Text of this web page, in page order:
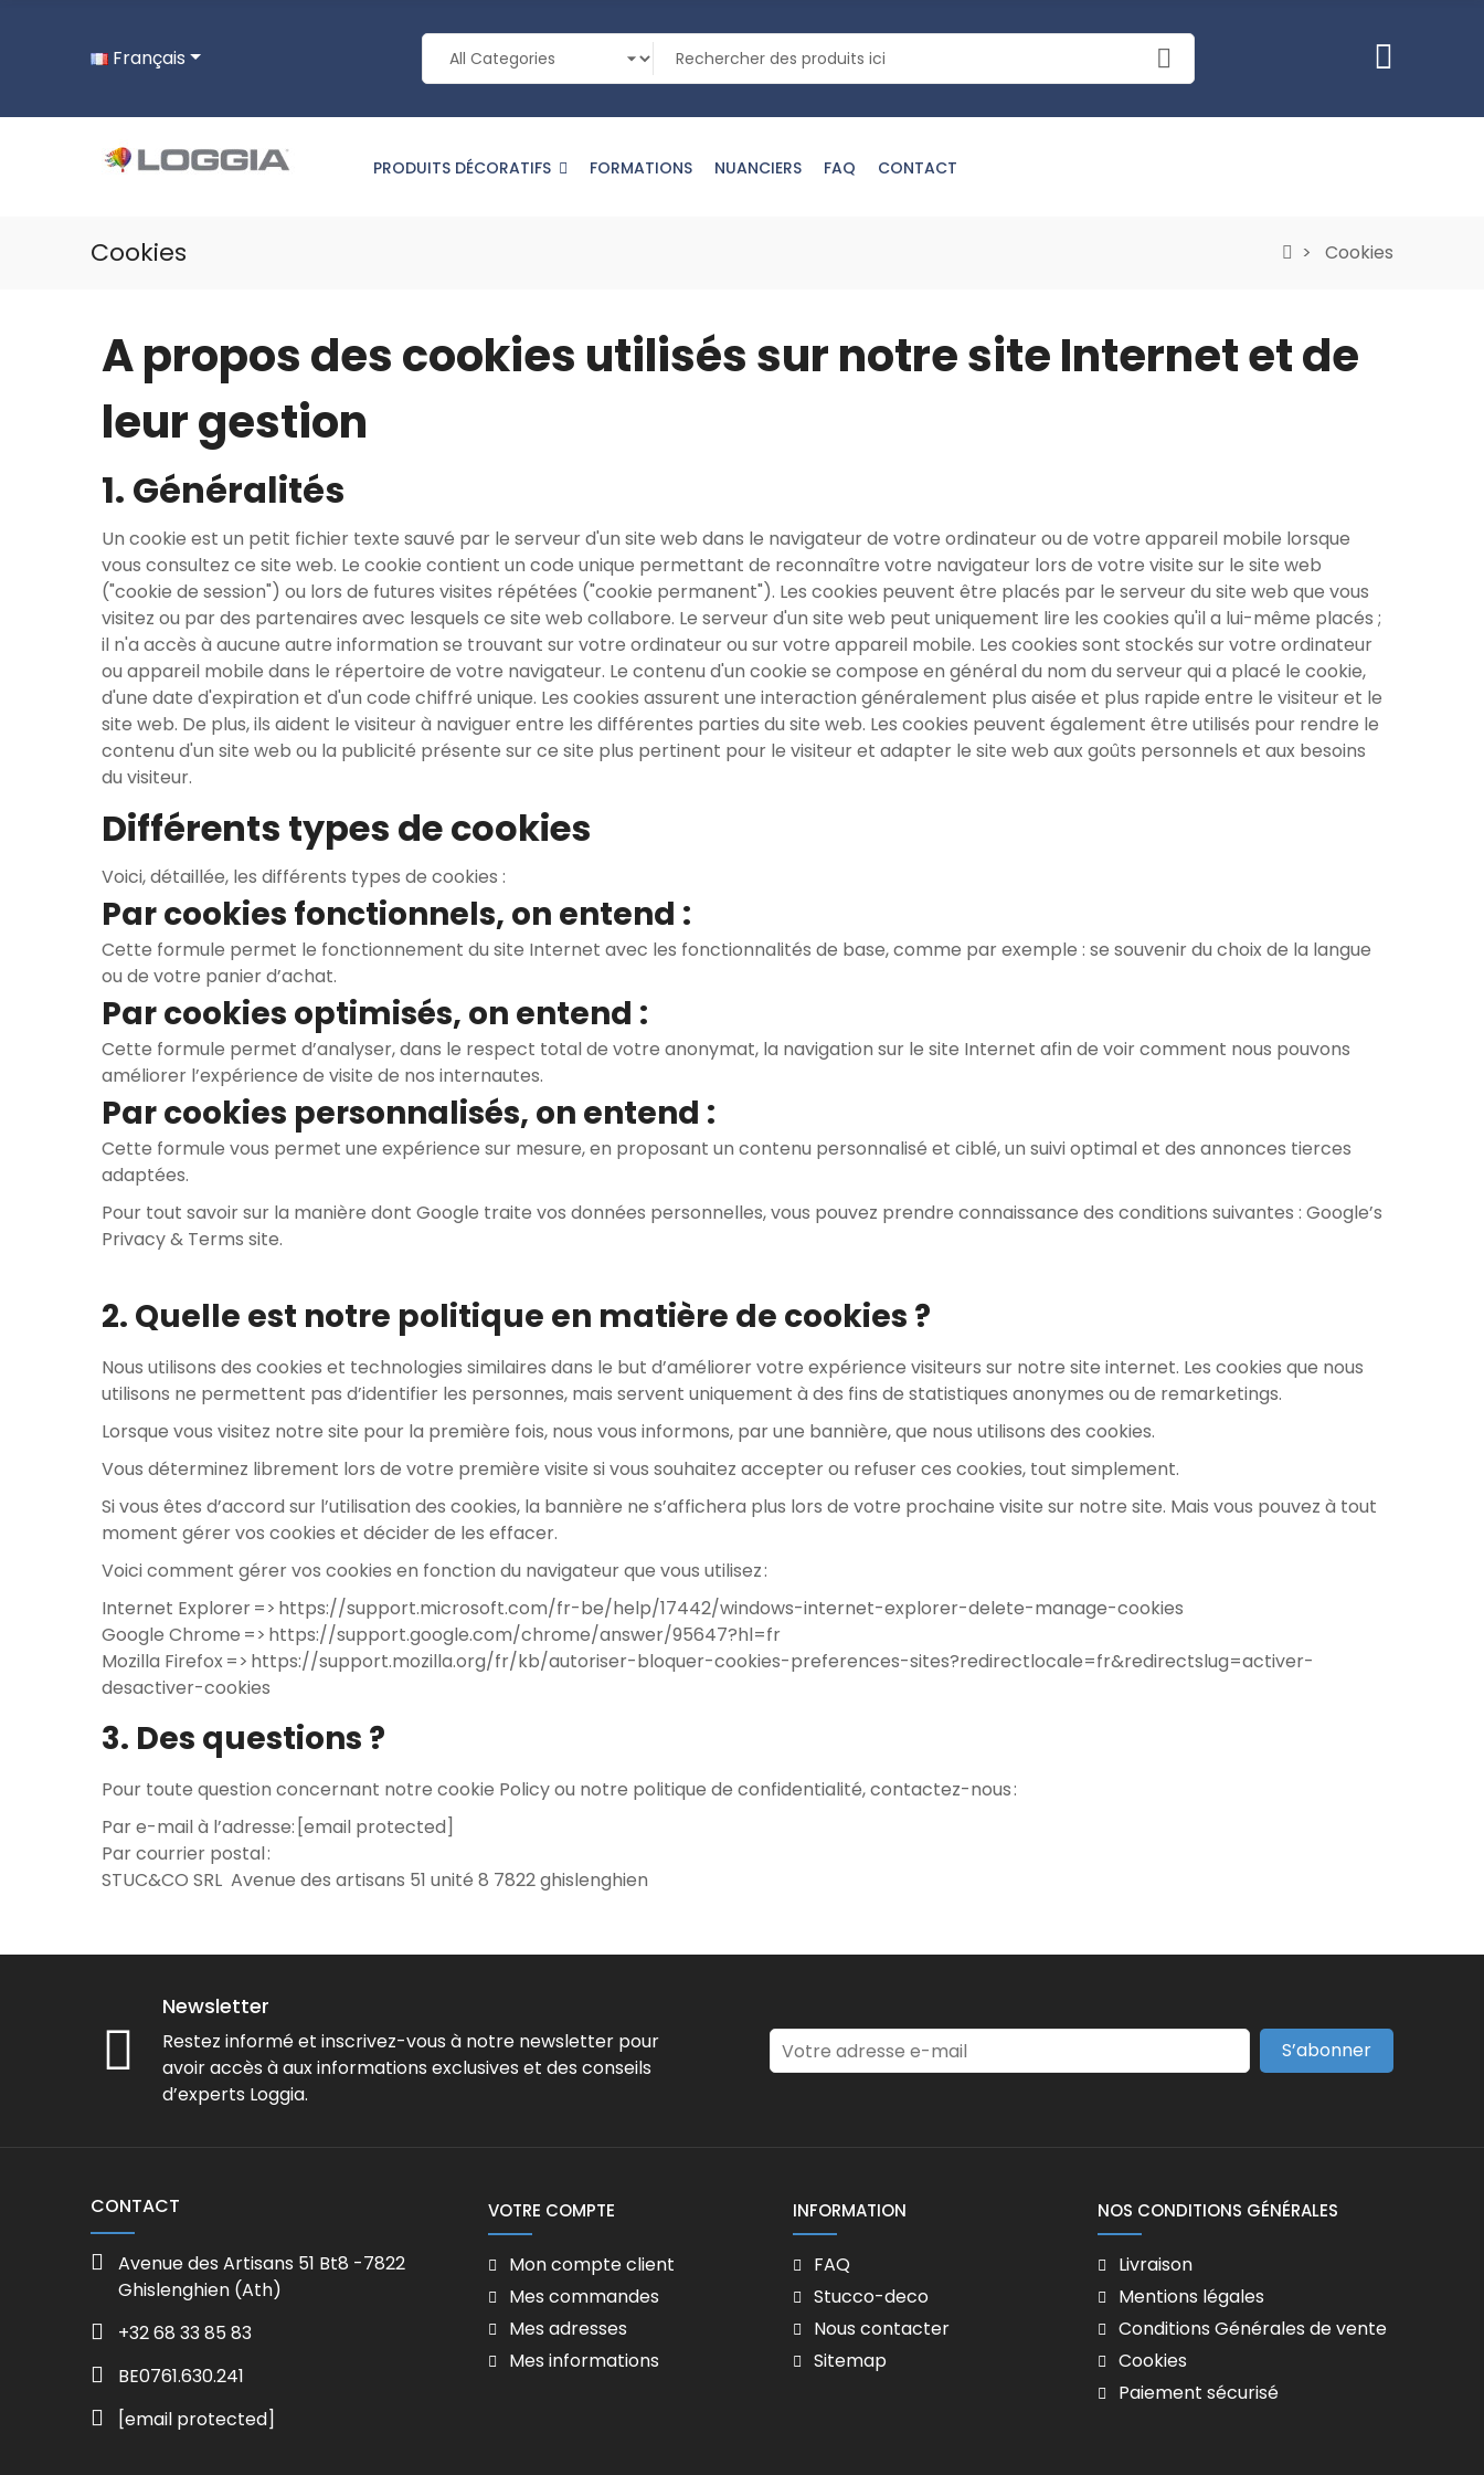
Français
PRODUITS DÉCORATIFS FORMATIONS NUANCIERS FAQ CONTACT
Cookies Cookies
A propos des cookies utilisés sur notre site Internet et de
leur gestion
1. Généralités
Un cookie est un petit fichier texte sauvé par le serveur d'un site web dans le navigateur de votre ordinateur ou de votre appareil mobile lorsque
vous consultez ce site web. Le cookie contient un code unique permettant de reconnaître votre navigateur lors de votre visite sur le site web
("cookie de session") ou lors de futures visites répétées ("cookie permanent"). Les cookies peuvent être placés par le serveur du site web que vous
visitez ou par des partenaires avec lesquels ce site web collabore. Le serveur d'un site web peut uniquement lire les cookies qu'il a lui-même placés ;
il n'a accès à aucune autre information se trouvant sur votre ordinateur ou sur votre appareil mobile. Les cookies sont stockés sur votre ordinateur
ou appareil mobile dans le répertoire de votre navigateur. Le contenu d'un cookie se compose en général du nom du serveur qui a placé le cookie,
d'une date d'expiration et d'un code chiffré unique. Les cookies assurent une interaction généralement plus aisée et plus rapide entre le visiteur et le
site web. De plus, ils aident le visiteur à naviguer entre les différentes parties du site web. Les cookies peuvent également être utilisés pour rendre le
contenu d'un site web ou la publicité présente sur ce site plus pertinent pour le visiteur et adapter le site web aux goûts personnels et aux besoins
du visiteur.
Différents types de cookies
Voici, détaillée, les différents types de cookies :
Par cookies fonctionnels, on entend :
Cette formule permet le fonctionnement du site Internet avec les fonctionnalités de base, comme par exemple : se souvenir du choix de la langue
ou de votre panier d’achat.
Par cookies optimisés, on entend :
Cette formule permet d’analyser, dans le respect total de votre anonymat, la navigation sur le site Internet afin de voir comment nous pouvons
améliorer l’expérience de visite de nos internautes.
Par cookies personnalisés, on entend :
Cette formule vous permet une expérience sur mesure, en proposant un contenu personnalisé et ciblé, un suivi optimal et des annonces tierces
adaptées.
Pour tout savoir sur la manière dont Google traite vos données personnelles, vous pouvez prendre connaissance des conditions suivantes : Google’s
Privacy & Terms site.
2. Quelle est notre politique en matière de cookies ?
Nous utilisons des cookies et technologies similaires dans le but d’améliorer votre expérience visiteurs sur notre site internet. Les cookies que nous
utilisons ne permettent pas d’identifier les personnes, mais servent uniquement à des fins de statistiques anonymes ou de remarketings.
Lorsque vous visitez notre site pour la première fois, nous vous informons, par une bannière, que nous utilisons des cookies.
Vous déterminez librement lors de votre première visite si vous souhaitez accepter ou refuser ces cookies, tout simplement.
Si vous êtes d’accord sur l’utilisation des cookies, la bannière ne s’affichera plus lors de votre prochaine visite sur notre site. Mais vous pouvez à tout
moment gérer vos cookies et décider de les effacer.
Voici comment gérer vos cookies en fonction du navigateur que vous utilisez :
Internet Explorer=> https://support.microsoft.com/fr-be/help/17442/windows-internet-explorer-delete-manage-cookies
Google Chrome => https://support.google.com/chrome/answer/95647?hl=fr
Mozilla Firefox=> https://support.mozilla.org/fr/kb/autoriser-bloquer-cookies-preferences-sites?redirectlocale=fr&redirectslug=activer-
desactiver-cookies
3. Des questions ?
Pour toute question concernant notre cookie Policy ou notre politique de confidentialité, contactez-nous :
Par e-mail à l’adresse: [email protected]
Par courrier postal :
STUC&CO SRL Avenue des artisans 51 unité 8 7822 ghislenghien
Newsletter
Restez informé et inscrivez-vous à notre newsletter pour
avoir accès à aux informations exclusives et des conseils
d’experts Loggia.
S’abonner
CONTACT
Avenue des Artisans 51 Bt8 -7822
Ghislenghien (Ath)
+32 68 33 85 83
BE0761.630.241
[email protected]
VOTRE COMPTE
Mon compte client
Mes commandes
Mes adresses
Mes informations
INFORMATION
FAQ
Stucco-deco
Nous contacter
Sitemap
NOS CONDITIONS GÉNÉRALES
Livraison
Mentions légales
Conditions Générales de vente
Cookies
Paiement sécurisé